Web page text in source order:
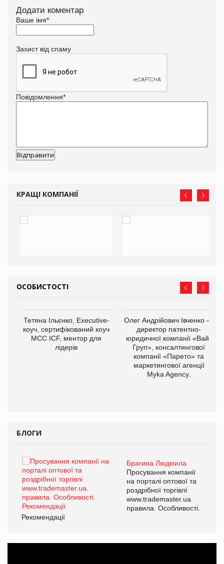
Додати коментар
Ваше імя*
Захист від спаму
Повідомлення*
КРАЩІ КОМПАНІЇ
ОСОБИСТОСТІ
Тетяна Ільєнко, Executive-
коуч, сертифікований коуч
МСС ICF, ментор для
лідерів
Олег Андрійович Івченко —
директор патентно-
юридичної компанії «Вайз
Груп», консалтингової
компанії «Парето» та
маркетингової агенції
Myka Agency.
БЛОГИ
Брагина Людмила
Просування компанії
на порталі оптової та
роздрібної торгівлі
www.trademaster.ua.
правила. Особливості.
Рекомендації